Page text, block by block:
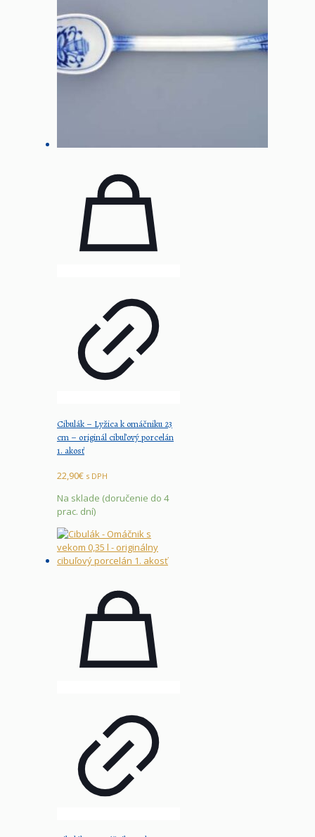
Cibulák – Lyžica k omáčniku 23
cm – originál cibuľový porcelán
1. akosť
22,90€ s DPH
Na sklade (doručenie do 4
prac. dní)